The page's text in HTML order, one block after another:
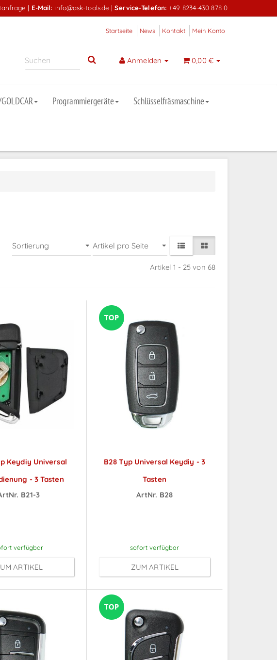
| E-Mail: info@ask-tools.de |Service-Telefon: +49 8234-430 878 0
Startseite News Kontakt Mein Konto
Anmelden 0,00 €
Programmiergeräte Schlüsselfräsmaschine
Artikel 1 - 25 von 68
Keydiy Universal
- 3 Tasten
B21-3
verfügbar
ARTIKEL
B28 Typ Universal Keydiy - 3
Tasten
ArtNr. B28
sofort verfügbar
ZUM ARTIKEL